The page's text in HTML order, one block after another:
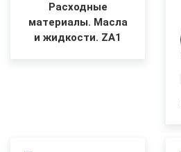
Расходные
материалы. Масла
и жидкости. ZA1